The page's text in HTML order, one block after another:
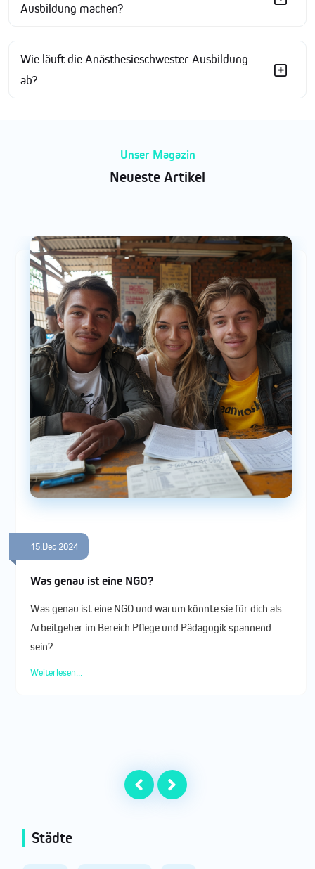
Ausbildung machen?
Wie läuft die Anästhesieschwester Ausbildung
ab?
Unser Magazin
Neueste Artikel
15.Dec 2024
Was genau ist eine NGO?
Was genau ist eine NGO und warum könnte sie für dich als
Arbeitgeber im Bereich Pflege und Pädagogik spannend
sein?
Weiterlesen...
Städte